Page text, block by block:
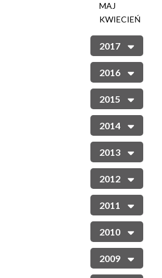
MAJ
KWIECIEŃ
2017
2016
2015
2014
2013
2012
2011
2010
2009